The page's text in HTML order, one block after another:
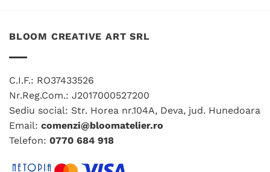
multe
fi
alese
în
pagina
produsului.
BLOOM CREATIVE ART SRL
C.I.F.: RO37433526
Nr.Reg.Com.: J2017000527200
Sediu social: Str. Horea nr.104A, Deva, jud. Hunedoara
Email: comenzi@bloomatelier.ro
Telefon: 0770 684 918